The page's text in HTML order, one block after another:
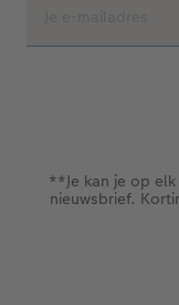
**Je kan je op
nieuwsbrief.